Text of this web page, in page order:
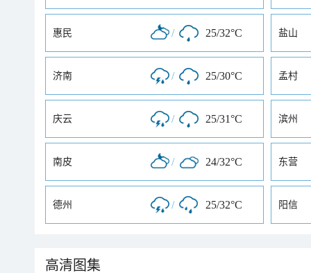
惠民 / 25/32°C 盐山
济南 / 25/30°C 孟村
庆云 / 25/31°C 滨州
南皮 / 24/32°C 东营
德州 / 25/32°C 阳信
高清图集